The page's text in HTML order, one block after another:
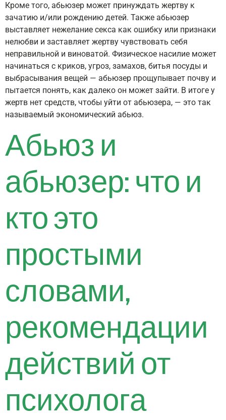
Кроме того, абьюзер может принуждать жертву к
зачатию и/или рождению детей. Также абьюзер
выставляет нежелание секса как ошибку или признаки
нелюбви и заставляет жертву чувствовать себя
неправильной и виноватой. Физическое насилие может
начинаться с криков, угроз, замахов, битья посуды и
выбрасывания вещей — абьюзер прощупывает почву и
пытается понять, как далеко он может зайти. В итоге у
жертв нет средств, чтобы уйти от абьюзера, — это так
называемый экономический абьюз.
Абьюз и
абьюзер: что и
кто это
простыми
словами,
рекомендации
действий от
психолога